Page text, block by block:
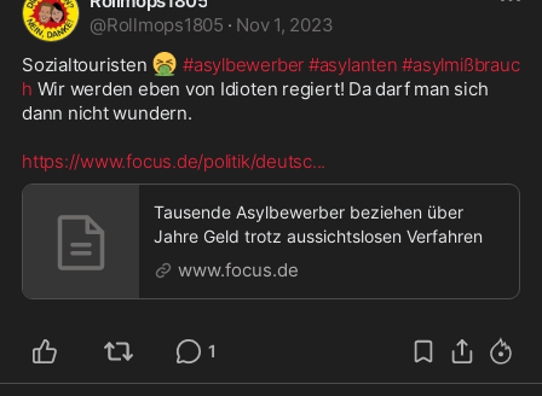
@Rollmops1805 · Nov 1, 2023
Sozialtouristen 🤮 #asylbewerber #asylanten #asylmißbrauc
h Wir werden eben von Idioten regiert! Da darf man sich
dann nicht wundern.
https://www.focus.de/politik/deutsc...
Tausende Asylbewerber beziehen über
Jahre Geld trotz aussichtslosen Verfahren
www.focus.de
1